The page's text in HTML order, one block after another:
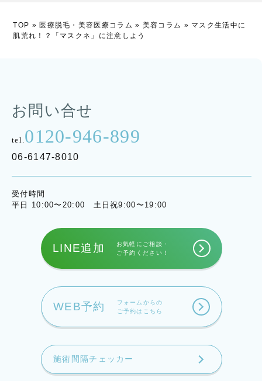
TOP »医療脱毛・美容医療コラム » 美容コラム » マスク生活中に
肌荒れ！？「マスクネ」に注意しよう
お問い合せ
tel. 0120-946-899
06-6147-8010
受付時間
平日 10:00〜20:00 土日祝9:00〜19:00
LINE追加
お気軽にご相談・
ご予約ください！
WEB予約
フォームからの
ご予約はこちら
施術間隔チェッカー